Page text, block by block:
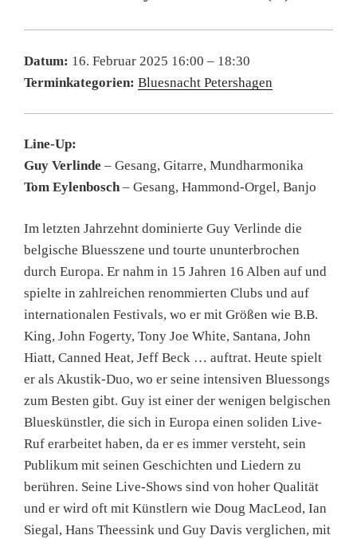
Datum: 16. Februar 2025 16:00 – 18:30
Terminkategorien: Bluesnacht Petershagen
Line-Up:
Guy Verlinde – Gesang, Gitarre, Mundharmonika
Tom Eylenbosch– Gesang, Hammond-Orgel, Banjo
Im letzten Jahrzehnt dominierte Guy Verlinde die
belgische Bluesszene und tourte ununterbrochen
durch Europa. Er nahm in 15 Jahren 16 Alben auf und
spielte in zahlreichen renommierten Clubs und auf
internationalen Festivals, wo er mit Größen wie B.B.
King, John Fogerty, Tony Joe White, Santana, John
Hiatt, Canned Heat, Jeff Beck … auftrat. Heute spielt
er als Akustik-Duo, wo er seine intensiven Bluessongs
zum Besten gibt. Guy ist einer der wenigen belgischen
Blueskünstler, die sich in Europa einen soliden Live-
Ruf erarbeitet haben, da er es immer versteht, sein
Publikum mit seinen Geschichten und Liedern zu
berühren. Seine Live-Shows sind von hoher Qualität
und er wird oft mit Künstlern wie Doug MacLeod, Ian
Siegal, Hans Theessink und Guy Davis verglichen, mit